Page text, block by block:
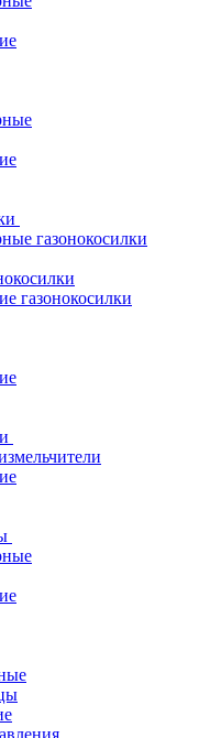
газонокосилки
газонокосилки